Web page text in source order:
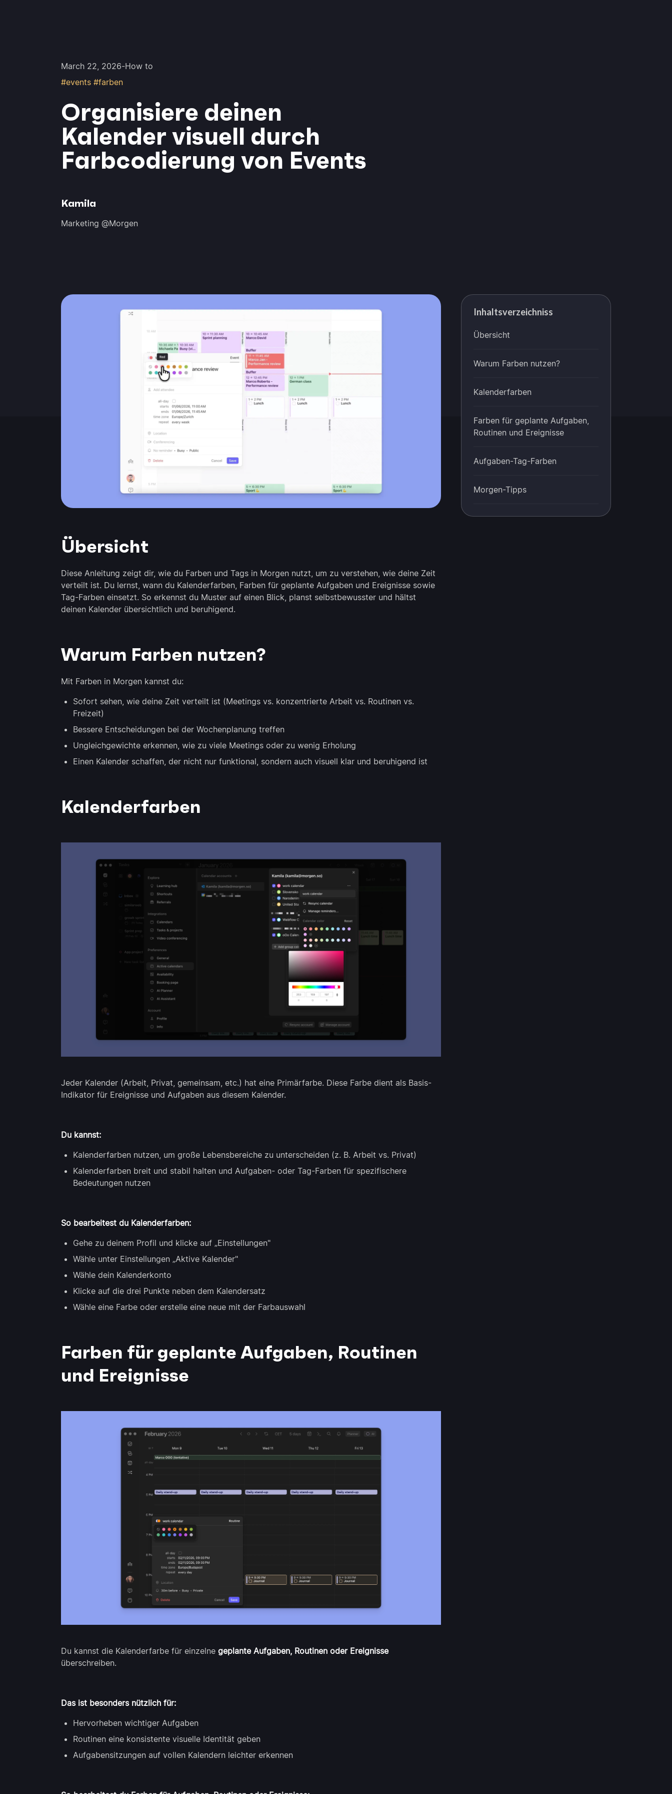
March 22, 2026-How to
#events #farben
Organisiere deinen
Kalender visuell durch
Farbcodierung von Events
Kamila
Marketing @Morgen
Übersicht
Diese Anleitung zeigt dir, wie du Farben und Tags in Morgen nutzt, um zu verstehen, wie deine Zeit
verteilt ist. Du lernst, wann du Kalenderfarben, Farben für geplante Aufgaben und Ereignisse sowie
Tag-Farben einsetzt. So erkennst du Muster auf einen Blick, planst selbstbewusster und hältst
deinen Kalender übersichtlich und beruhigend.
Warum Farben nutzen?
Mit Farben in Morgen kannst du:
Sofort sehen, wie deine Zeit verteilt ist (Meetings vs. konzentrierte Arbeit vs. Routinen vs.
Freizeit)
Bessere Entscheidungen bei der Wochenplanung treffen
Ungleichgewichte erkennen, wie zu viele Meetings oder zu wenig Erholung
Einen Kalender schaffen, der nicht nur funktional, sondern auch visuell klar und beruhigend ist
Kalenderfarben
Jeder Kalender (Arbeit, Privat, gemeinsam, etc.) hat eine Primärfarbe. Diese Farbe dient als Basis-
Indikator für Ereignisse und Aufgaben aus diesem Kalender.
Du kannst:
Kalenderfarben nutzen, um große Lebensbereiche zu unterscheiden (z. B. Arbeit vs. Privat)
Kalenderfarben breit und stabil halten und Aufgaben- oder Tag-Farben für spezifischere
Bedeutungen nutzen
So bearbeitest du Kalenderfarben:
Gehe zu deinem Profil und klicke auf „Einstellungen"
Wähle unter Einstellungen „Aktive Kalender"
Wähle dein Kalenderkonto
Klicke auf die drei Punkte neben dem Kalendersatz
Wähle eine Farbe oder erstelle eine neue mit der Farbauswahl
Farben für geplante Aufgaben, Routinen
und Ereignisse
Du kannst die Kalenderfarbe für einzelne geplante Aufgaben, Routinen oder Ereignisse
überschreiben.
Das ist besonders nützlich für:
Hervorheben wichtiger Aufgaben
Routinen eine konsistente visuelle Identität geben
Aufgabensitzungen auf vollen Kalendern leichter erkennen
Inhaltsverzeichniss
Übersicht
Warum Farben nutzen?
Kalenderfarben
Farben für geplante Aufgaben,
Routinen und Ereignisse
Aufgaben-Tag-Farben
Morgen-Tipps